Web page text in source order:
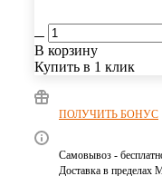
В корзину
Купить в 1 клик
ПОЛУЧИТЬ БОНУС
Самовывоз -
Доставка в